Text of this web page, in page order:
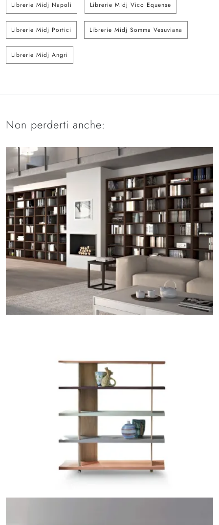
Librerie Midj Napoli Librerie Midj Vico Equense
Librerie Midj Portici Librerie Midj Somma Vesuviana
Librerie Midj Angri
Non perderti anche: